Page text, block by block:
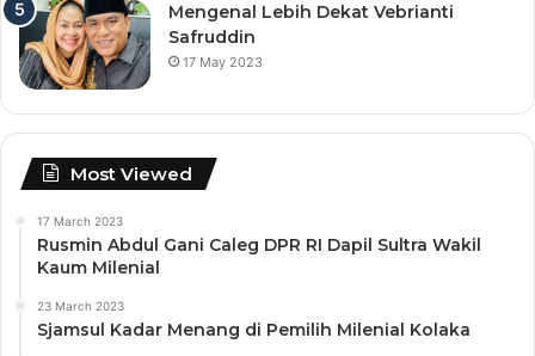
Mengenal Lebih Dekat Vebrianti
Safruddin
17 May 2023
Most Viewed
17 March 2023
Rusmin Abdul Gani Caleg DPR RI Dapil Sultra Wakil
Kaum Milenial
23 March 2023
Sjamsul Kadar Menang di Pemilih Milenial Kolaka